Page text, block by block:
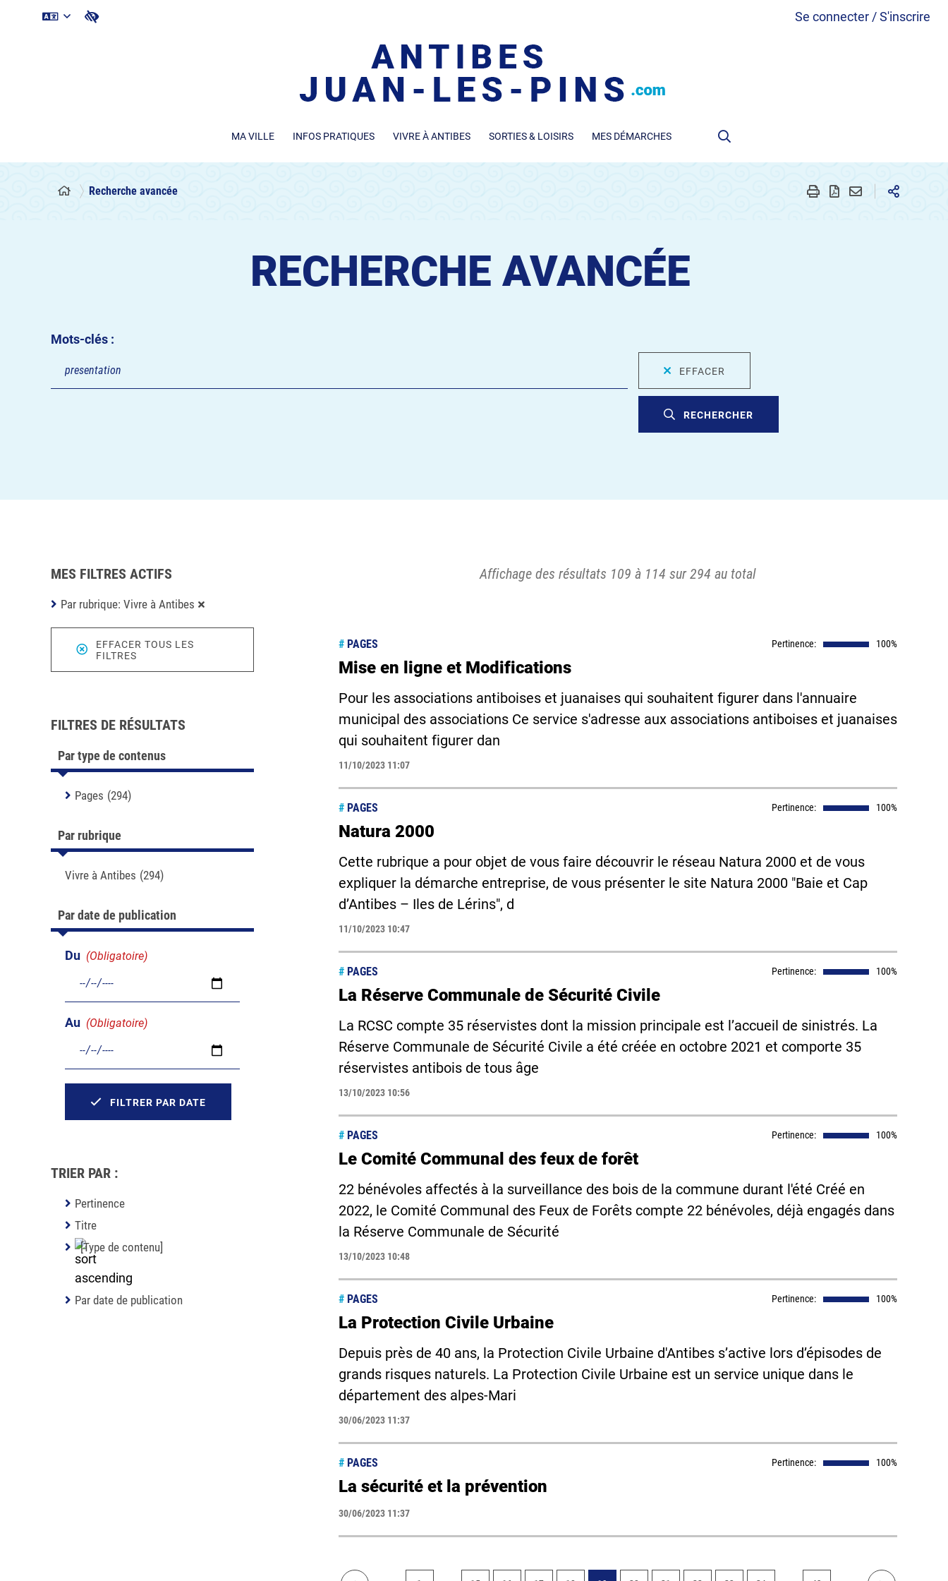
Se connecter / S'inscrire
MA VILLE INFOS PRATIQUES VIVRE À ANTIBES SORTIES & LOISIRS MES DÉMARCHES
Recherche avancée
RECHERCHE AVANCÉE
Mots-clés :
EFFACER
RECHERCHER
Affichage des résultats 109 à 114 sur 294 au total
# PAGES Pertinence: 100%
Mise en ligne et Modifications
Pour les associations antiboises et juanaises qui souhaitent figurer dans l'annuaire
municipal des associations Ce service s'adresse aux associations antiboises et juanaises
qui souhaitent figurer dan
11/10/2023 11:07
# PAGES Pertinence: 100%
Natura 2000
Cette rubrique a pour objet de vous faire découvrir le réseau Natura 2000 et de vous
expliquer la démarche entreprise, de vous présenter le site Natura 2000 "Baie et Cap
d’Antibes – Iles de Lérins", d
11/10/2023 10:47
# PAGES Pertinence: 100%
La Réserve Communale de Sécurité Civile
La RCSC compte 35 réservistes dont la mission principale est l’accueil de sinistrés. La
Réserve Communale de Sécurité Civile a été créée en octobre 2021 et comporte 35
réservistes antibois de tous âge
13/10/2023 10:56
# PAGES Pertinence: 100%
Le Comité Communal des feux de forêt
22 bénévoles affectés à la surveillance des bois de la commune durant l'été Créé en
2022, le Comité Communal des Feux de Forêts compte 22 bénévoles, déjà engagés dans
la Réserve Communale de Sécurité
13/10/2023 10:48
# PAGES Pertinence: 100%
La Protection Civile Urbaine
Depuis près de 40 ans, la Protection Civile Urbaine d'Antibes s’active lors d’épisodes de
grands risques naturels. La Protection Civile Urbaine est un service unique dans le
département des alpes-Mari
30/06/2023 11:37
# PAGES Pertinence: 100%
La sécurité et la prévention
30/06/2023 11:37
MES FILTRES ACTIFS
Par rubrique: Vivre à Antibes
EFFACER TOUS LES
FILTRES
FILTRES DE RÉSULTATS
Par type de contenus
Pages (294)
Par rubrique
Vivre à Antibes (294)
Par date de publication
Du (Obligatoire)
Au (Obligatoire)
FILTRER PAR DATE
TRIER PAR :
Pertinence
Titre
[Type de contenu]
Par date de publication